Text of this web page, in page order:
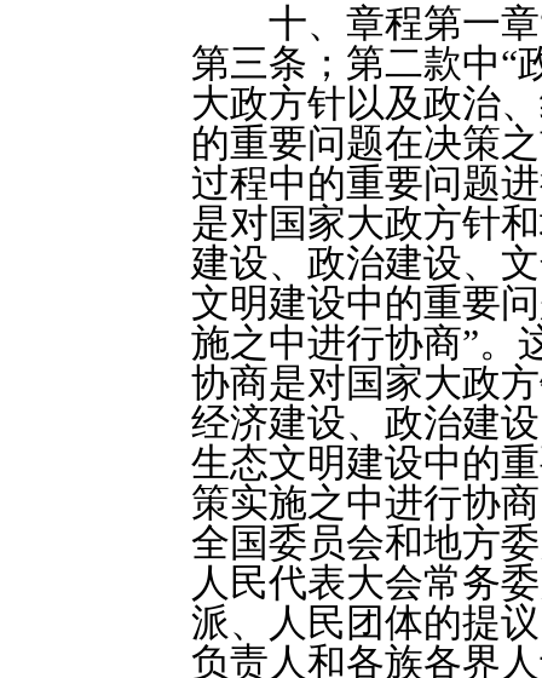
十、章程第一章“
第三条；第二款中“
大政方针以及政治
的重要问题在决策
过程中的重要问题
是对国家大政方针
建设、政治建设、
文明建设中的重要
施之中进行协商”。
协商是对国家大政
经济建设、政治建
生态文明建设中的
策实施之中进行协
全国委员会和地方
人民代表大会常务
派、人民团体的提
负责人和各族各界